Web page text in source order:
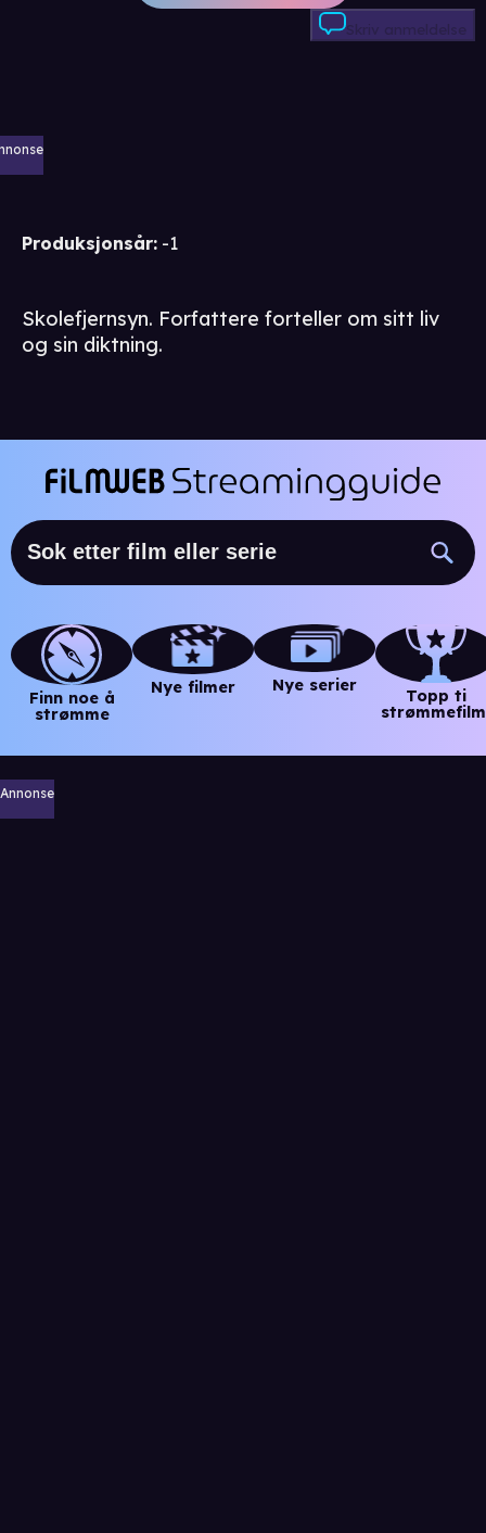
Skriv anmeldelse
Produksjonsår: -1
Skolefjernsyn. Forfattere forteller om sitt liv
og sin diktning.
Finn noe å
strømme
Nye filmer Nye serier
Topp ti
Annonse